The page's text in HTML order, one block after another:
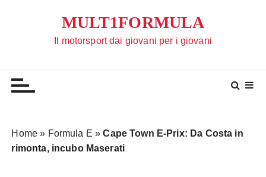
MULT1FORMULA
Il motorsport dai giovani per i giovani
Home » Formula E »Cape Town E-Prix: Da Costa in
rimonta, incubo Maserati